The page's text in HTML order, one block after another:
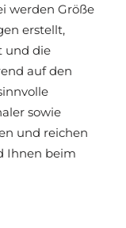
werden Größe
erstellt,
und die
auf den
sowie
und reichen
Ihnen beim